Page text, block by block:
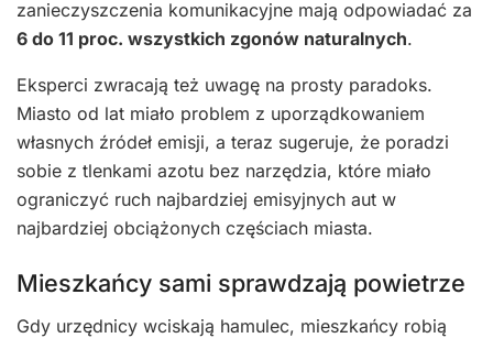
zanieczyszczenia komunikacyjne mają odpowiadać za
6 do 11 proc. wszystkich zgonów naturalnych.
Eksperci zwracają też uwagę na prosty paradoks.
Miasto od lat miało problem z uporządkowaniem
własnych źródeł emisji, a teraz sugeruje, że poradzi
sobie z tlenkami azotu bez narzędzia, które miało
ograniczyć ruch najbardziej emisyjnych aut w
najbardziej obciążonych częściach miasta.
Mieszkańcy sami sprawdzają powietrze
Gdy urzędnicy wciskają hamulec, mieszkańcy robią